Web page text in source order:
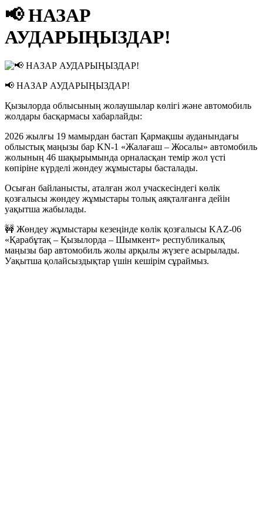
📢 НАЗАР
АУДАРЫҢЫЗДАР!
📢 НАЗАР АУДАРЫҢЫЗДАР!
Қызылорда облысының жолаушылар көлігі және автомобиль
жолдары басқармасы хабарлайды:
2026 жылғы 19 мамырдан бастап Қармақшы ауданындағы
облыстық маңызы бар KN-1 «Жалағаш – Жосалы» автомобиль
жолының 46 шақырымында орналасқан темір жол үсті
көпіріне күрделі жөндеу жұмыстары басталады.
Осыған байланысты, аталған жол учаскесіндегі көлік
қозғалысы жөндеу жұмыстары толық аяқталғанға дейін
уақытша жабылады.
🚧 Жөндеу жұмыстары кезеңінде көлік қозғалысы KAZ-06
«Қарабұтақ – Қызылорда – Шымкент» республикалық
маңызы бар автомобиль жолы арқылы жүзеге асырылады.
Уақытша қолайсыздықтар үшін кешірім сұраймыз.